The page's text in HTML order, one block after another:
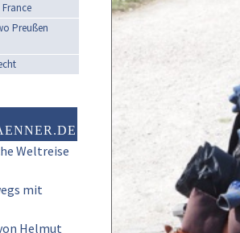
Preußen
Weltreise
mit
Helmut